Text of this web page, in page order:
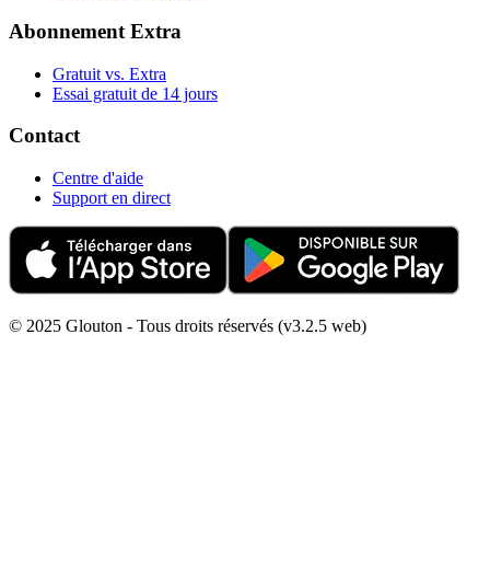
Abonnement Extra
Gratuit vs. Extra
Essai gratuit de 14 jours
Contact
Centre d'aide
Support en direct
© 2025 Glouton - Tous droits réservés (v3.2.5 web)